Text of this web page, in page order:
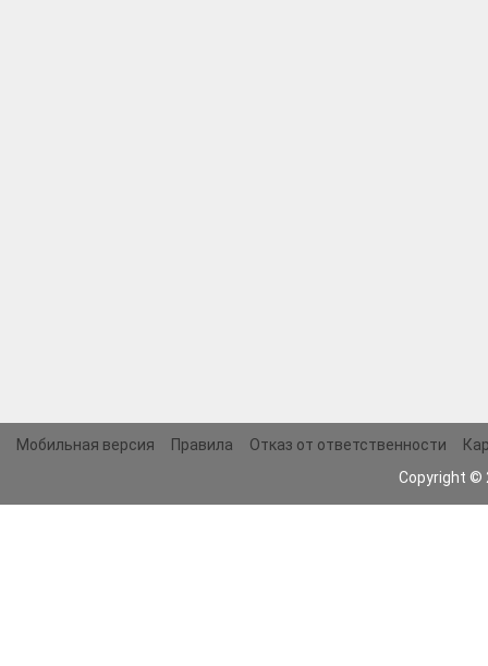
Мобильная версия Правила Отказ от ответственности
Copyright ©